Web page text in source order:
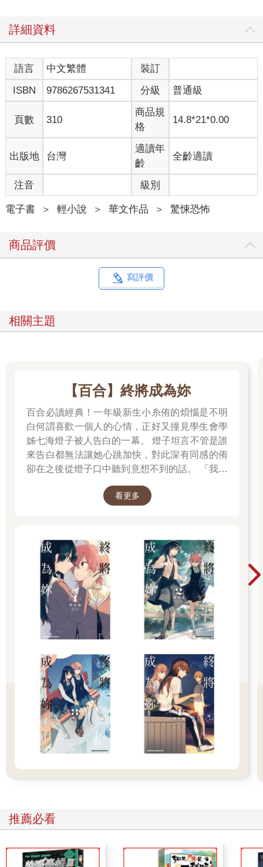
詳細資料
語言 中文繁體
裝訂
ISBN
9786267531341 分級 普通級
頁數 310
商品規
格
14.8*21*0.00
出版地 台灣
適讀年
齡
全齡適讀
注音 級別
電子書 ＞ 輕小說 ＞ 華文作品 ＞ 驚悚恐怖
商品評價
寫評價
相關主題
【百合】終將成為妳
百合必讀經典！一年級新生小糸侑的煩惱是不明
白何謂喜歡一個人的心情，正好又撞見學生會學
姊七海燈子被人告白的一幕。 燈子坦言不管是誰
來告白都無法讓她心跳加快，對此深有同感的侑
卻在之後從燈子口中聽到意想不到的話。 「我好
看更多
推薦必看